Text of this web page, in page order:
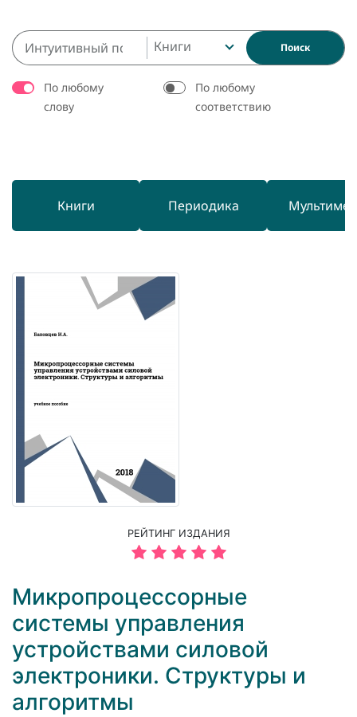
Книги Поиск
По любому
слову
По любому
соответствию
Книги Периодика
РЕЙТИНГ ИЗДАНИЯ
Микропроцессорные
системы управления
устройствами силовой
электроники. Структуры и
алгоритмы